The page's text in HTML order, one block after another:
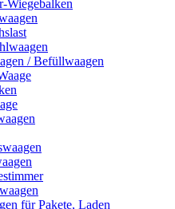
Wiegebalken
/ Befüllwaagen
für Pakete, Laden